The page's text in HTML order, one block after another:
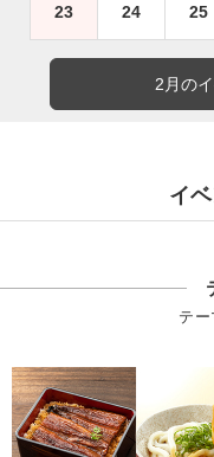
23 24 25
2月の
イ
テー